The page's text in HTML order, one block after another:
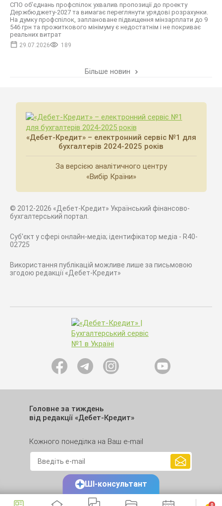
СПО об’єднань профспілок ухвалив пропозиції до проекту
Держбюджету-2027 та вимагає переглянути урядові розрахунки.
На думку профспілок, заплановане підвищення мінзарплати до 9
546 грн та прожиткового мінімуму є недостатнім і не покриває
реальних витрат
29.07.2026 189
Більше новин
«Дебет-Кредит» – електронний сервіс №1 для
бухгалтерів 2024-2025 років
За версією аналітичного центру
«Вибір Країни»
© 2012-2026 «Дебет-Кредит» Український фінансово-
бухгалтерський портал.
Суб'єкт у сфері онлайн-медіа; ідентифікатор медіа - R40-
02725
Використання публікацій можливе лише за письмовою
згодою редакції «Дебет-Кредит»
Головне за тиждень
від редакції «Дебет-Кредит»
Кожного понеділка на Ваш e-mail
0
ШІ-консультант